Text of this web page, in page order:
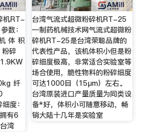
机RT-
数：
体 积
碎
纤
度：
有6
湾
台湾气流式超微粉碎机RT-25
—制药机械技术网气流式超微粉
碎机RT-25是台湾荣聪品牌的
代表性产品，该机体积小但是粉
碎细度极高，非常适合实验室等
场合使用，脆性物料的粉碎细度
可达1000目（15μm）左右。
台湾原装进口产量质量为同类设
备*好，体积小可随意移动，畅
销大陆十几年是实验室